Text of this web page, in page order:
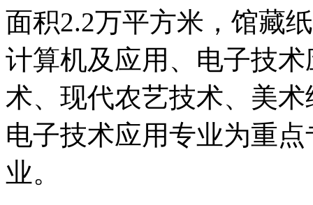
面积2.2万平方米，馆藏
计算机及应用、电子技
术、现代农艺技术、美
电子技术应用专业为重
业。